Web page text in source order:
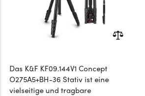
Das K&F KF09.144V1 Concept
O275A5+BH-36 Stativ ist eine
vielseitige und tragbare